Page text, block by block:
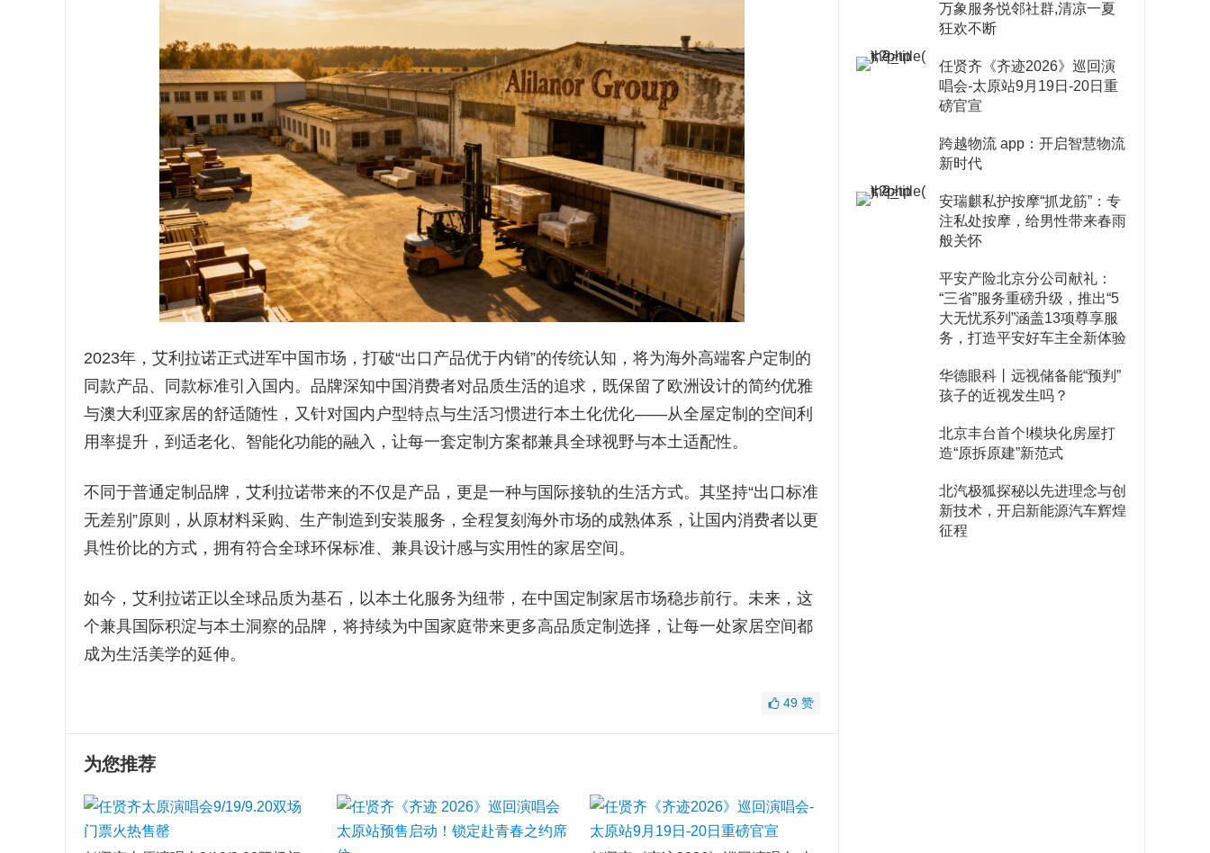
2023年，艾利拉诺正式进军中国市场，打破“出口产品优于内销”的传统认知，将为海外高端客户定制的
同款产品、同款标准引入国内。品牌深知中国消费者对品质生活的追求，既保留了欧洲设计的简约优雅
与澳大利亚家居的舒适随性，又针对国内户型特点与生活习惯进行本土化优化——从全屋定制的空间利
用率提升，到适老化、智能化功能的融入，让每一套定制方案都兼具全球视野与本土适配性。
不同于普通定制品牌，艾利拉诺带来的不仅是产品，更是一种与国际接轨的生活方式。其坚持“出口标准
无差别”原则，从原材料采购、生产制造到安装服务，全程复刻海外市场的成熟体系，让国内消费者以更
具性价比的方式，拥有符合全球环保标准、兼具设计感与实用性的家居空间。
如今，艾利拉诺正以全球品质为基石，以本土化服务为纽带，在中国定制家居市场稳步前行。未来，这
个兼具国际积淀与本土洞察的品牌，将持续为中国家庭带来更多高品质定制选择，让每一处家居空间都
成为生活美学的延伸。
49 赞
为您推荐
万象服务悦邻社群,清凉一夏
狂欢不断
任贤齐《齐迹2026》巡回演
唱会-太原站9月19日-20日重
磅官宣
跨越物流 app：开启智慧物流
新时代
安瑞麒私护按摩“抓龙筋”：专
注私处按摩，给男性带来春雨
般关怀
平安产险北京分公司献礼：
“三省”服务重磅升级，推出“5
大无忧系列”涵盖13项尊享服
务，打造平安好车主全新体验
华德眼科丨远视储备能“预判”
孩子的近视发生吗？
北京丰台首个!模块化房屋打
造“原拆原建”新范式
​北汽极狐探秘以先进理念与创
新技术，开启新能源汽车辉煌
征程